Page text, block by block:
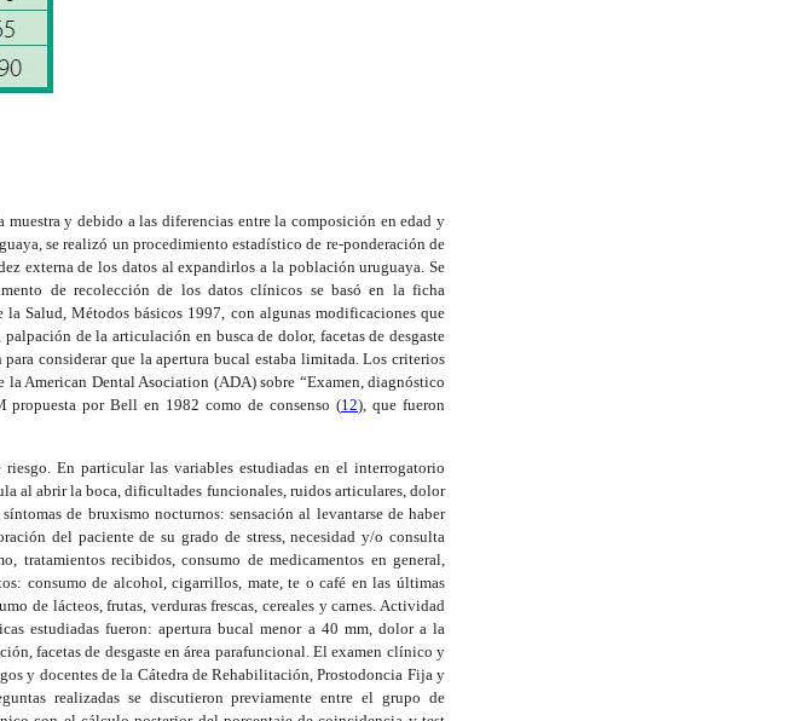
y debido a las diferencias entre la composición en edad y
se realizó un procedimiento estadístico de re-ponderación de
externa de los datos al expandirlos a la población uruguaya. Se
de recolección de los datos clínicos se basó en la ficha
Salud, Métodos básicos 1997, con algunas modificaciones que
de la articulación en busca de dolor, facetas de desgaste
considerar que la apertura bucal estaba limitada. Los criterios
American Dental Asociation (ADA) sobre “Examen, diagnóstico
por Bell en 1982 como de consenso (12), que fueron
En particular las variables estudiadas en el interrogatorio
al abrir la boca, dificultades funcionales, ruidos articulares, dolor
de bruxismo nocturnos: sensación al levantarse de haber
del paciente de su grado de stress, necesidad y/o consulta
tratamientos recibidos, consumo de medicamentos en general,
consumo de alcohol, cigarrillos, mate, te o café en las últimas
de lácteos, frutas, verduras frescas, cereales y carnes. Actividad
estudiadas fueron: apertura bucal menor a 40 mm, dolor a la
facetas de desgaste en área parafuncional. El examen clínico y
y docentes de la Cátedra de Rehabilitación, Prostodoncia Fija y
realizadas se discutieron previamente entre el grupo de